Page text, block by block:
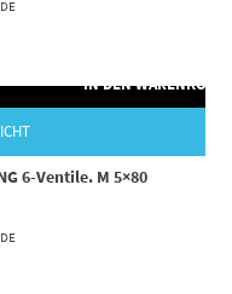
IN DEN WARENKORB
6-Ventile. M 5×80